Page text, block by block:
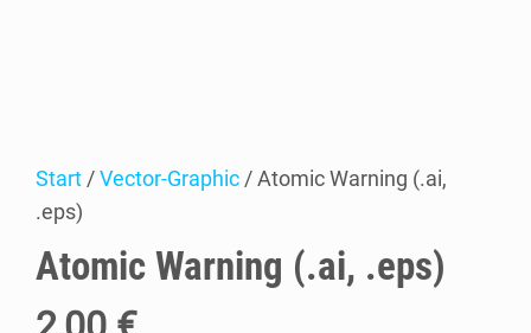
Start /Vector-Graphic / Ato­mic War­ning (.ai,
.eps)
Ato­mic War­ning (.ai, .eps)